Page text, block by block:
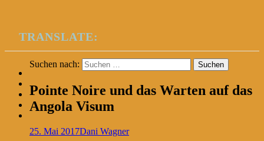
TRANSLATE:
Suchen nach:
Pointe Noire und das Warten auf das
Angola Visum
25. Mai 2017Dani Wagner